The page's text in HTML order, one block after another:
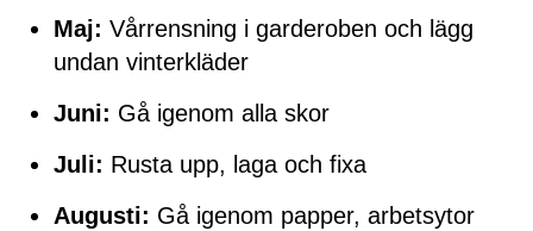
Maj: Vårrensning i garderoben och lägg
undan vinterkläder
Juni: Gå igenom alla skor
Juli: Rusta upp, laga och fixa
Augusti: Gå igenom papper, arbetsytor